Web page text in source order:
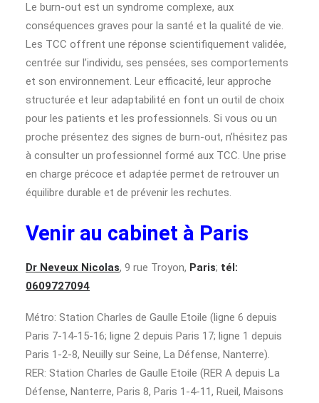
Le burn-out est un syndrome complexe, aux
conséquences graves pour la santé et la qualité de vie.
Les TCC offrent une réponse scientifiquement validée,
centrée sur l’individu, ses pensées, ses comportements
et son environnement. Leur efficacité, leur approche
structurée et leur adaptabilité en font un outil de choix
pour les patients et les professionnels. Si vous ou un
proche présentez des signes de burn-out, n’hésitez pas
à consulter un professionnel formé aux TCC. Une prise
en charge précoce et adaptée permet de retrouver un
équilibre durable et de prévenir les rechutes.
Venir au cabinet à Paris
Dr Neveux Nicolas, 9 rue Troyon, Paris; tél:
0609727094
Métro: Station Charles de Gaulle Etoile (ligne 6 depuis
Paris 7-14-15-16; ligne 2 depuis Paris 17; ligne 1 depuis
Paris 1-2-8, Neuilly sur Seine, La Défense, Nanterre).
RER: Station Charles de Gaulle Etoile (RER A depuis La
Défense, Nanterre, Paris 8, Paris 1-4-11, Rueil, Maisons